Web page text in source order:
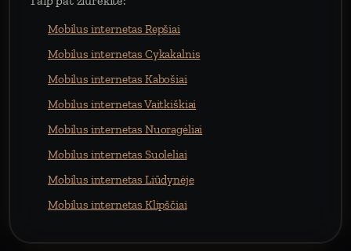
Mobilus internetas Repšiai
Mobilus internetas Cykakalnis
Mobilus internetas Kabošiai
Mobilus internetas Vaitkiškiai
Mobilus internetas Nuoragėliai
Mobilus internetas Suoleliai
Mobilus internetas Liūdynėje
Mobilus internetas Klipščiai